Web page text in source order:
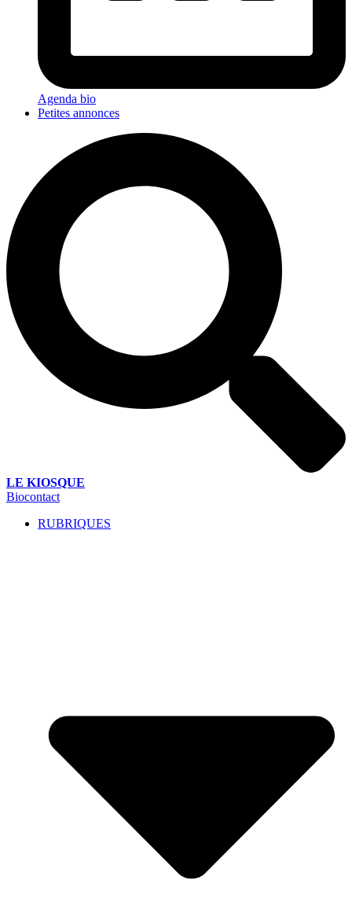
Agenda bio
Petites annonces
LE KIOSQUE
Biocontact
RUBRIQUES